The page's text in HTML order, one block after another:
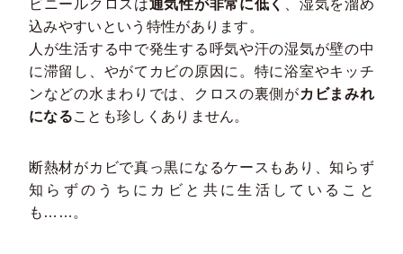
ビニールクロスは通気性が非常に低く
、湿気を溜め
込みやすいという特性があります。
人が生活する中で発生する呼気や汗の湿気が壁の中
に滞留し、やがてカビの原因に。特に浴室やキッチ
ンなどの水まわりでは、クロスの裏側がカビまみれ
になることも珍しくありません。
断熱材がカビで真っ黒になるケースもあり、知らず
知らずのうちにカビと共に生活していること
も……。